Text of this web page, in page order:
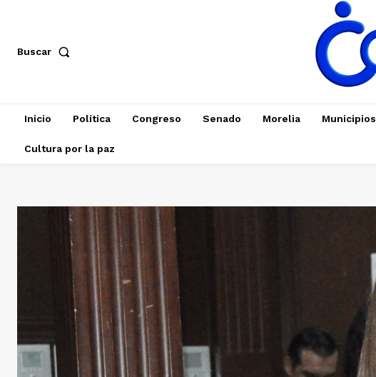
Buscar
Inicio Política Congreso Senado Morelia Municipios
Cultura por la paz